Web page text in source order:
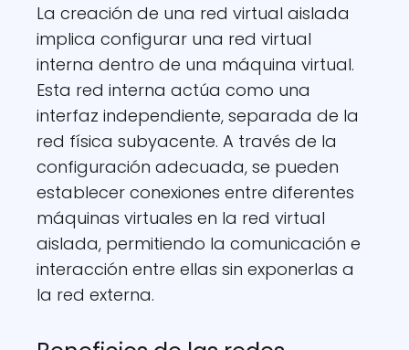
La creación de una red virtual aislada
implica configurar una red virtual
interna dentro de una máquina virtual.
Esta red interna actúa como una
interfaz independiente, separada de la
red física subyacente. A través de la
configuración adecuada, se pueden
establecer conexiones entre diferentes
máquinas virtuales en la red virtual
aislada, permitiendo la comunicación e
interacción entre ellas sin exponerlas a
la red externa.